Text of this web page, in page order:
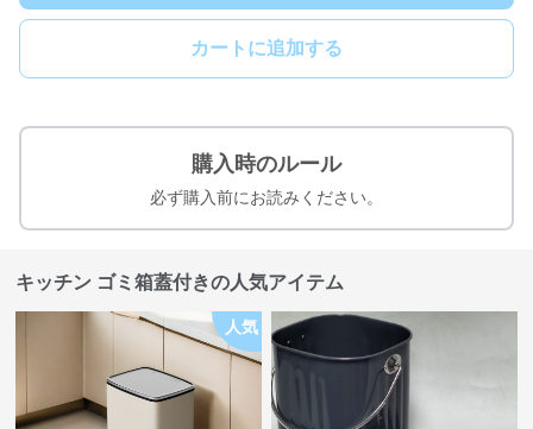
カートに追加する
購入時のルール
必ず購入前にお読みください。
キッチン ゴミ箱蓋付きの人気アイテム
人気